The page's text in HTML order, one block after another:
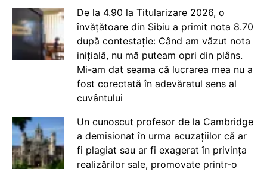
De la 4.90 la Titularizare 2026, o
învățătoare din Sibiu a primit nota 8.70
după contestație: Când am văzut nota
inițială, nu mă puteam opri din plâns.
Mi-am dat seama că lucrarea mea nu a
fost corectată în adevăratul sens al
cuvântului
Un cunoscut profesor de la Cambridge
a demisionat în urma acuzațiilor că ar
fi plagiat sau ar fi exagerat în privința
realizărilor sale, promovate printr-o